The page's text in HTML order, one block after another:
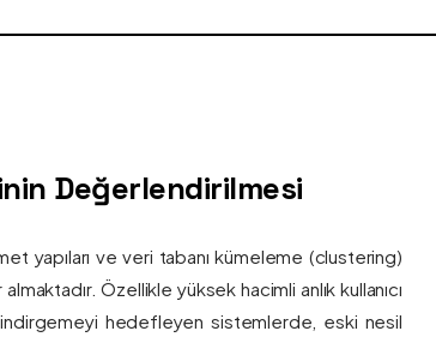
Değerlendirilmesi
yapıları ve veri tabanı kümeleme (clustering)
Özellikle yüksek hacimli anlık kullanıcı
hedefleyen sistemlerde, eski nesil